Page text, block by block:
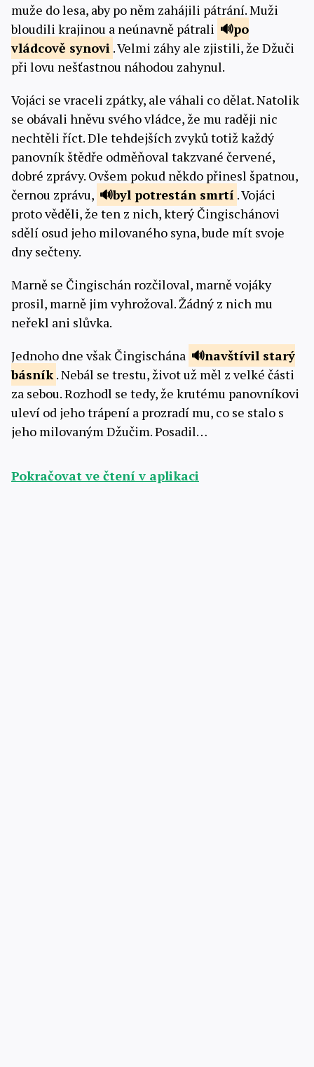
muže do lesa, aby po něm zahájili pátrání. Muži
bloudili krajinou a neúnavně pátrali
po
vládcově synovi . Velmi záhy ale zjistili, že Džuči
při lovu nešťastnou náhodou zahynul.
Vojáci se vraceli zpátky, ale váhali co dělat. Natolik
se obávali hněvu svého vládce, že mu raději nic
nechtěli říct. Dle tehdejších zvyků totiž každý
panovník štědře odměňoval takzvané červené,
dobré zprávy. Ovšem pokud někdo přinesl špatnou,
černou zprávu,
byl potrestán smrtí . Vojáci
proto věděli, že ten z nich, který Čingischánovi
sdělí osud jeho milovaného syna, bude mít svoje
dny sečteny.
Marně se Čingischán rozčiloval, marně vojáky
prosil, marně jim vyhrožoval. Žádný z nich mu
neřekl ani slůvka.
Jednoho dne však Čingischána
navštívil starý
básník . Nebál se trestu, život už měl z velké části
za sebou. Rozhodl se tedy, že krutému panovníkovi
uleví od jeho trápení a prozradí mu, co se stalo s
jeho milovaným Džučim. Posadil…
Pokračovat ve čtení v aplikaci